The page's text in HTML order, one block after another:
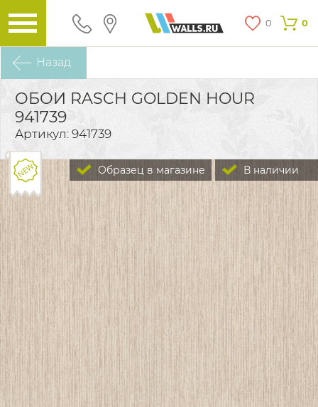
0 0
Назад
ОБОИ RASCH GOLDEN HOUR
941739
Артикул: 941739
В наличии
Образец в магазине